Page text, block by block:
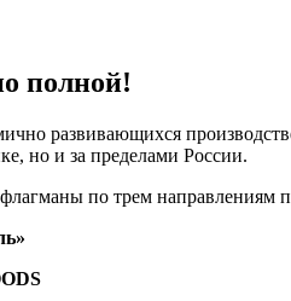
полной!
развивающихся
но и за пределами России.
по трем направлениям